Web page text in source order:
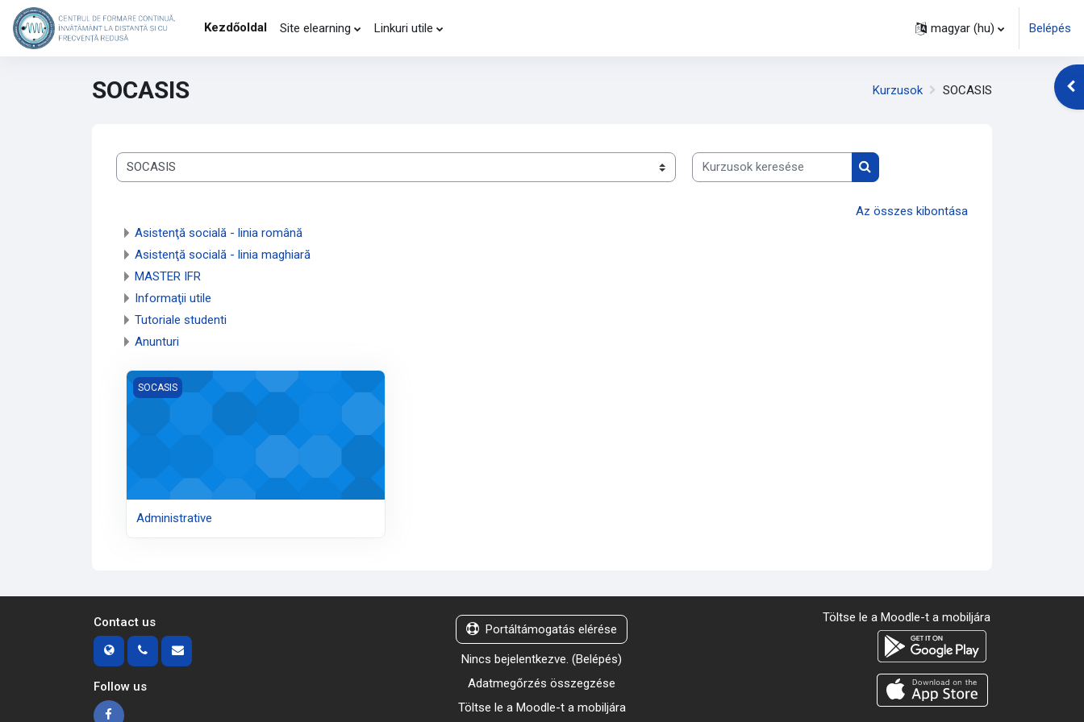
Tovább a fő tartalomhoz
Kezdőoldal
Site elearning Linkuri utile magyar ‎(hu)‎ Belépés
SOCASIS Kurzusok SOCASIS
Kurzuskategóriák
Kurzusok keresése
Kurzusok keresése
Az összes kibontása
Asistenţă socială - linia română
Asistenţă socială - linia maghiară
MASTER IFR
Informaţii utile
Tutoriale studenti
Anunturi
Kurzuskép Administrative
SOCASIS
Administrative
Contact us
Follow us
Portáltámogatás elérése
Nincs bejelentkezve. (Belépés)
Adatmegőrzés összegzése
Töltse le a Moodle-t a mobiljára
Töltse le a Moodle-t a mobiljára